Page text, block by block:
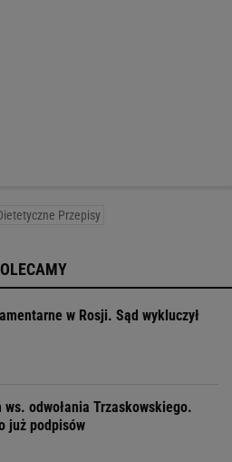
Przepisy
w Rosji. Sąd wykluczył
ws. odwołania Trzaskowskiego.
już podpisów